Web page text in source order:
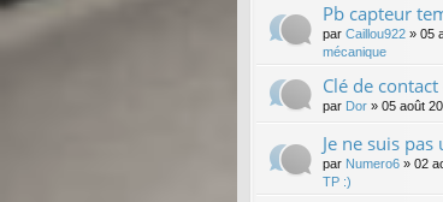
Pb capteur
par Caillou922 » 05
mécanique
Clé de
par Dor » 05 août
Je ne suis
par Numero6 » 02
TP :)